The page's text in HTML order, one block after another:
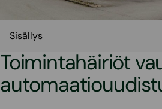
Sisällys
Toimintahäiriöt